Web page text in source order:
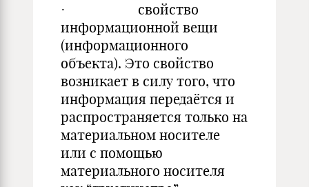
· свойство
информационной вещи
(информационного
объекта). Это свойство
возникает в силу того, что
информация передаётся и
распространяется только на
материальном носителе
или с помощью
материального носителя